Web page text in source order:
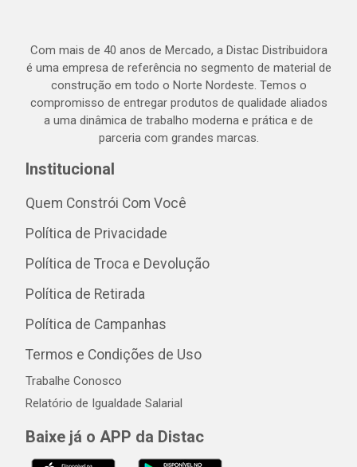
Com mais de 40 anos de Mercado, a Distac Distribuidora
é uma empresa de referência no segmento de material de
construção em todo o Norte Nordeste. Temos o
compromisso de entregar produtos de qualidade aliados
a uma dinâmica de trabalho moderna e prática e de
parceria com grandes marcas.
Institucional
Quem Constrói Com Você
Política de Privacidade
Política de Troca e Devolução
Política de Retirada
Política de Campanhas
Termos e Condições de Uso
Trabalhe Conosco
Relatório de Igualdade Salarial
Baixe já o APP da Distac